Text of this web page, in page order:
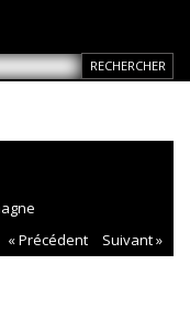
« Précédent
Suivant »